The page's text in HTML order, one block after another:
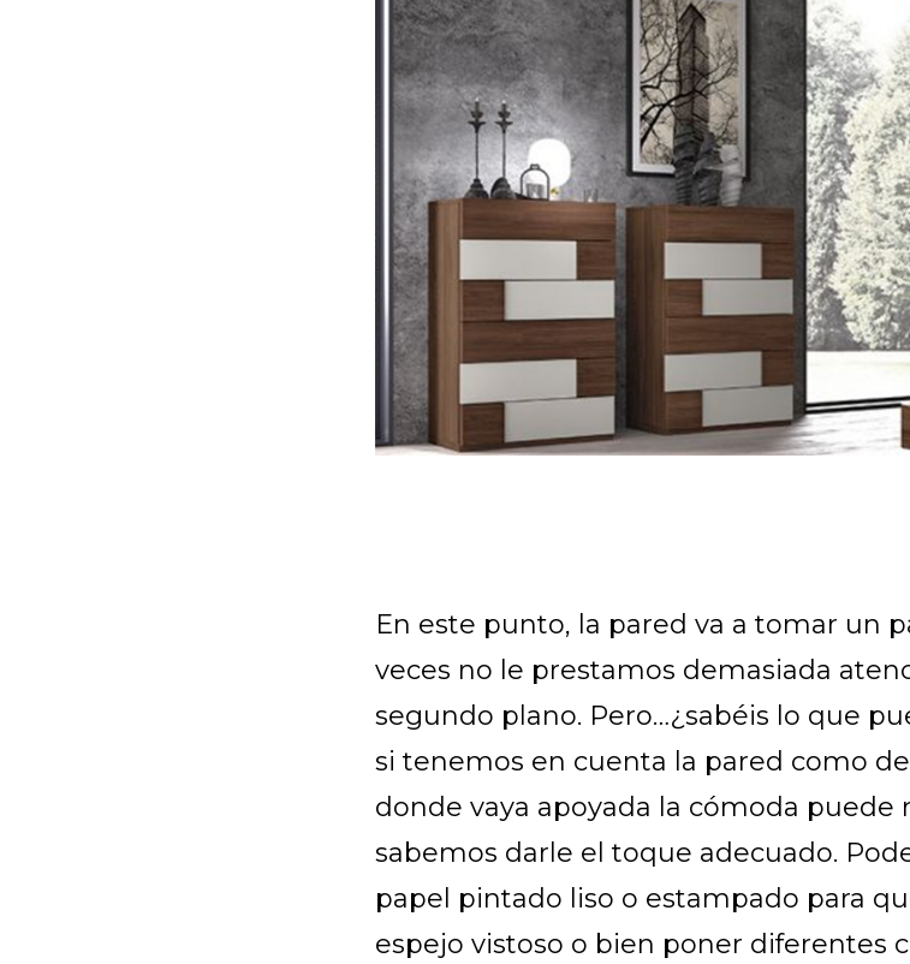
En este punto, la pared va a tomar un
veces no le prestamos demasiada
segundo plano. Pero…¿sabéis lo que
si tenemos en cuenta la pared como
donde vaya apoyada la cómoda puede
sabemos darle el toque adecuado.
papel pintado liso o estampado para
espejo vistoso o bien poner diferentes